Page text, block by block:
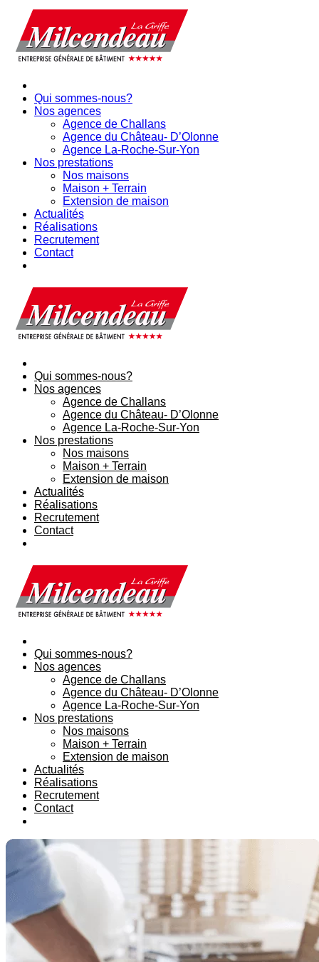
Qui sommes-nous?
Nos agences
Agence de Challans
Agence du Château- D’Olonne
Agence La-Roche-Sur-Yon
Nos prestations
Nos maisons
Maison + Terrain
Extension de maison
Actualités
Réalisations
Recrutement
Contact
Qui sommes-nous?
Nos agences
Agence de Challans
Agence du Château- D’Olonne
Agence La-Roche-Sur-Yon
Nos prestations
Nos maisons
Maison + Terrain
Extension de maison
Actualités
Réalisations
Recrutement
Contact
Qui sommes-nous?
Nos agences
Agence de Challans
Agence du Château- D’Olonne
Agence La-Roche-Sur-Yon
Nos prestations
Nos maisons
Maison + Terrain
Extension de maison
Actualités
Réalisations
Recrutement
Contact